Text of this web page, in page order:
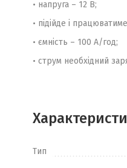
• напруга – 12 В;
• підійде і
• ємність – 100 А/год;
• струм необхідний
Тип